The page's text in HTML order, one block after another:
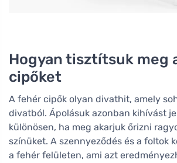
Hogyan tisztítsuk meg
cipőket
A fehér cipők olyan divathit, amely
divatból. Ápolásuk azonban kihívást
különösen, ha meg akarjuk őrizni
színüket. A szennyeződés és a foltok
a fehér felületen, ami azt